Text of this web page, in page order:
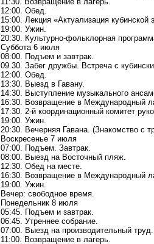
12:00. Обед.
15:00. Лекция «Актуализация
19:00. Ужин.
20:30. Культурно-фольклорная
Суббота 6 июля
08:00. Подъем и завтрак.
09.30. Забег дружбы. Встреча с
12:00. Обед.
13:30. Выезд в Гавану.
14:30. Выступление музыкального
16:30. Возвращение в Международный
17:30. 2-й координационный комитет
19:00. Ужин.
20:30. Вечерняя Гавана. (Знакомство с
Воскресенье 7 июля
07:00. Подъем. Завтрак.
08:00. Выезд на Восточный пляж.
12:30. Обед на месте.
16:30. Возвращение в Международный
19:00. Ужин.
Вечер: свободное время.
Понедельник 8 июля
05:45. Подъем и завтрак.
06:45. Утреннее собрание.
07:00. Выезд на производительный труд.
11:00. Возвращение в лагерь.